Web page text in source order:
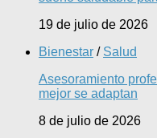
19 de julio de 2026
Bienestar / Salud
Asesoramiento
mejor se adaptan
8 de julio de 2026